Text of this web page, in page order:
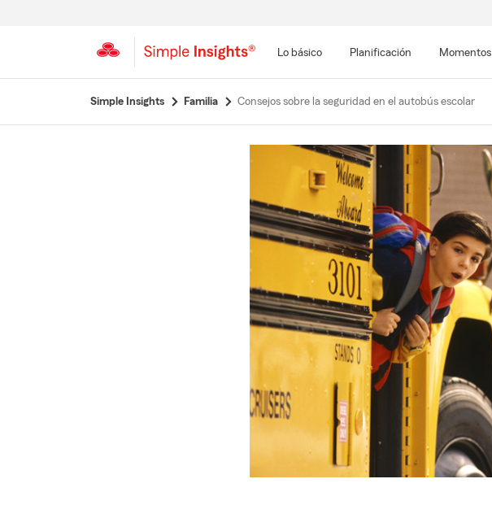
Lo básico Planificación Momentos
Simple Insights Familia Consejos sobre la seguridad en el autobús escolar